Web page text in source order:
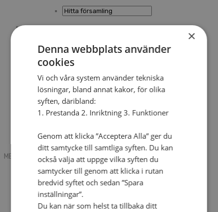
Mobile box
Kontakt
Tidning
Annonsera
Hitta församling
Press
SAU
Lediga tjänster
Sommargårdar
MENU
MENU
Search mobile
English
Hej! Vad söker du?
Kontakt
Kalender
×
Denna webbplats använder
cookies
Vi och våra system använder tekniska
lösningar, bland annat kakor, för olika
syften, däribland:
1. Prestanda 2. Inriktning 3. Funktioner
Genom att klicka ”Acceptera Alla” ger du
ditt samtycke till samtliga syften. Du kan
också välja att uppge vilka syften du
samtycker till genom att klicka i rutan
bredvid syftet och sedan ”Spara
inställningar”.
Du kan när som helst ta tillbaka ditt